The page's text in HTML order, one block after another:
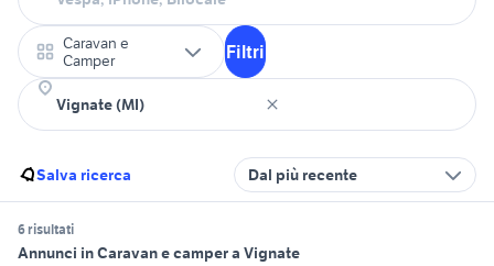
Caravan e
Camper
Filtri
Salva ricerca Dal più recente
6 risultati
Annunci in Caravan e camper a Vignate